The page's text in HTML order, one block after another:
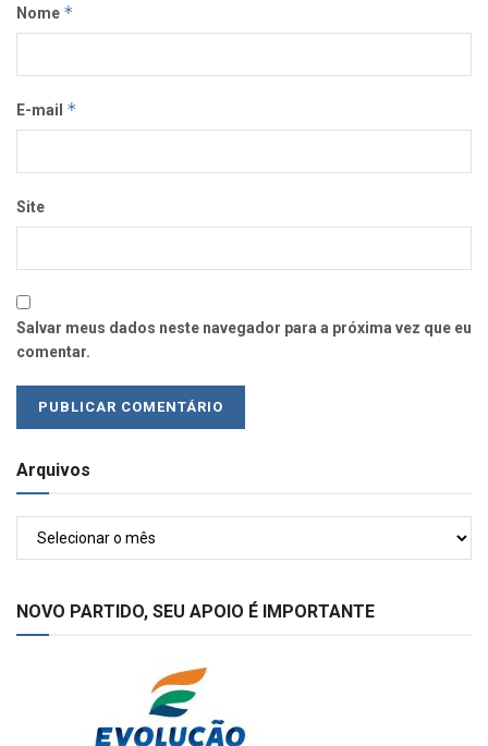
Nome *
E-mail *
Site
Salvar meus dados neste navegador para a próxima vez que eu
comentar.
Arquivos
NOVO PARTIDO, SEU APOIO É IMPORTANTE